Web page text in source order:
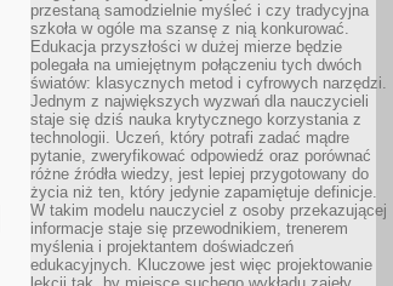
przestaną samodzielnie myśleć i czy tradycyjna
szkoła w ogóle ma szansę z nią konkurować.
Edukacja przyszłości w dużej mierze będzie
polegała na umiejętnym połączeniu tych dwóch
światów: klasycznych metod i cyfrowych narzędzi.
Jednym z największych wyzwań dla nauczycieli
staje się dziś nauka krytycznego korzystania z
technologii. Uczeń, który potrafi zadać mądre
pytanie, zweryfikować odpowiedź oraz porównać
różne źródła wiedzy, jest lepiej przygotowany do
życia niż ten, który jedynie zapamiętuje definicje.
W takim modelu nauczyciel z osoby przekazującej
informacje staje się przewodnikiem, trenerem
myślenia i projektantem doświadczeń
edukacyjnych. Kluczowe jest więc projektowanie